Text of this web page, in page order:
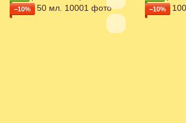
−10%
−10%